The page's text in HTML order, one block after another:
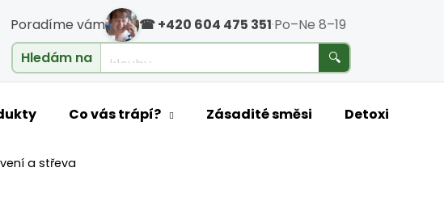
Poradíme vám ☎ +420 604 475 351·Po–Ne 8–19
Hledám na
🔍
Co vás trápí? Zásadité směsi Detoxikace a
a střeva
potřebujete najít?